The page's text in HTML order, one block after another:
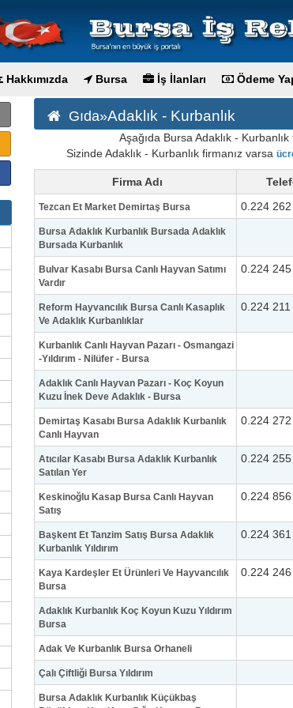
Hakkımızda Bursa İş İlanları Ödeme
Gıda»Adaklık - Kurbanlık
Aşağıda Bursa Adaklık -
Sizinde Adaklık - Kurbanlık firmanız varsa
Firma Adı
Tezcan Et Market Demirtaş Bursa 0.224
Bursa Adaklık Kurbanlık Bursada Adaklık
Bursada Kurbanlık
Bulvar Kasabı Bursa Canlı Hayvan Satımı
Vardır
0.224
Reform Hayvancılık Bursa Canlı Kasaplık
Ve Adaklık Kurbanlıklar
0.224
Kurbanlık Canlı Hayvan Pazarı - Osmangazi
-Yıldırım - Nilüfer - Bursa
Adaklık Canlı Hayvan Pazarı - Koç Koyun
Kuzu İnek Deve Adaklık - Bursa
Demirtaş Kasabı Bursa Adaklık Kurbanlık
Canlı Hayvan
0.224
Atıcılar Kasabı Bursa Adaklık Kurbanlık
Satılan Yer
0.224
Keskinoğlu Kasap Bursa Canlı Hayvan
Satış
0.224
Başkent Et Tanzim Satış Bursa Adaklık
Kurbanlık Yıldırım
0.224
Kaya Kardeşler Et Ürünleri Ve Hayvancılık
Bursa
0.224 246
Adaklık Kurbanlık Koç Koyun Kuzu Yıldırım
Bursa
Adak Ve Kurbanlık Bursa Orhaneli
Çalı Çiftliği Bursa Yıldırım
Bursa Adaklık Kurbanlık Küçükbaş